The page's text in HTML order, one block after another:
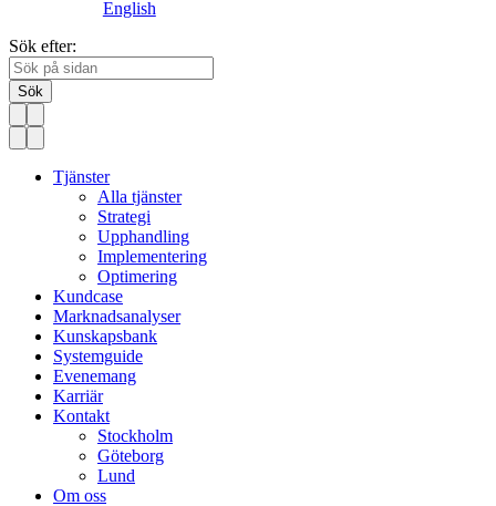
English
Sök efter:
Sök
Tjänster
Alla tjänster
Strategi
Upphandling
Implementering
Optimering
Kundcase
Marknadsanalyser
Kunskapsbank
Systemguide
Evenemang
Karriär
Kontakt
Stockholm
Göteborg
Lund
Om oss